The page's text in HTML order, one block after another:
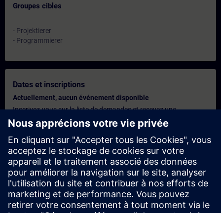
Groupes cibles
- Projektierer
- Programmierer
Dates et inscriptions
Actuellement, aucun événement disponible
Inscrivez-vous sur la liste de demandes et recevez une
notification dès que de nouvelles dates sont disponibles.
Activer le service de notification
Offre personnalisée
Vous avez besoin d'une offre personnalisée ? Après avoir fourni
vos données personnelles, nous vous enverrons immédiatement
une offre personnalisée à votre adresse électronique.